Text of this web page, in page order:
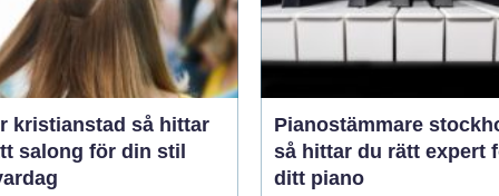
så hittar
salong för din stil
Pianostämmare
så hittar du rätt expert
ditt piano